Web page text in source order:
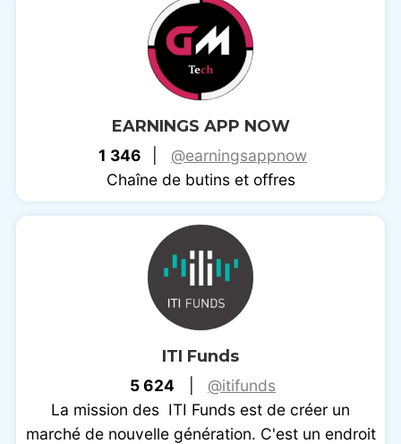
EARNINGS APP NOW
1 346
@earningsappnow
Chaîne de butins et offres
ITI Funds
5 624
@itifunds
La mission des ITI Funds est de créer un
marché de nouvelle génération. C'est un endroit